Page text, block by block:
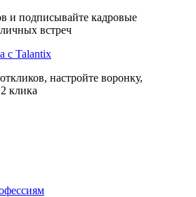
и подписывайте кадровые
встреч
с Talantix
настройте воронку,
клика